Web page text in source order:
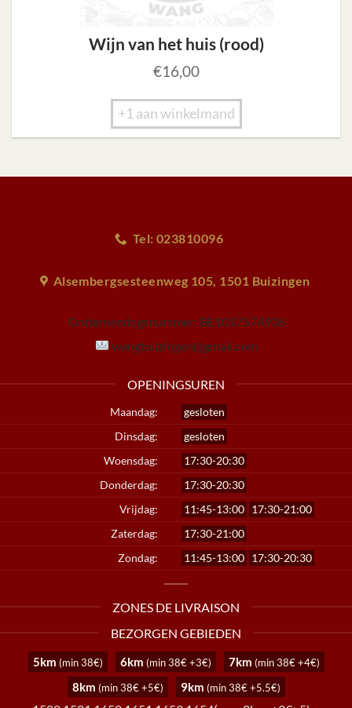
Wijn van het huis (rood)
€16,00
+1 aan winkelmand
Tel: 023810096
Alsembergsesteenweg 105, 1501 Buizingen
Ondernemingsnummer: BE1017574936
wangbuizingen@gmail.com
OPENINGSUREN
Maandag:
gesloten
Dinsdag:
gesloten
Woensdag:
17:30-20:30
Donderdag:
17:30-20:30
Vrijdag:
11:45-13:00 17:30-21:00
Zaterdag:
17:30-21:00
Zondag:
11:45-13:00 17:30-20:30
ZONES DE LIVRAISON
BEZORGEN GEBIEDEN
5km (min 38€) 6km (min 38€ +3€) 7km (min 38€ +4€)
8km (min 38€ +5€) 9km (min 38€ +5.5€)